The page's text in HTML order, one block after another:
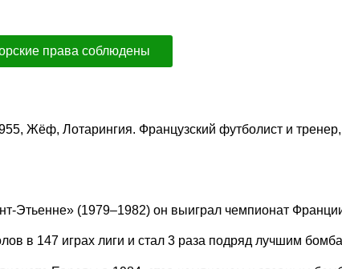
права соблюдены
Жёф, Лотарингия. Французский футболист и
Этьенне» (1979–1982) он выиграл чемпионат
в 147 играх лиги и стал 3 раза подряд лучшим